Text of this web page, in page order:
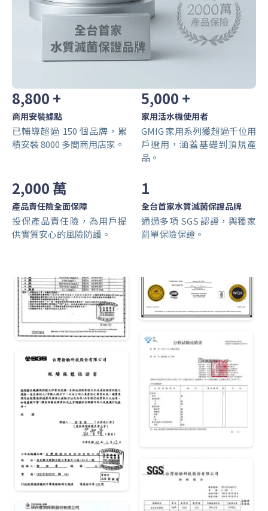
8,800 +
商用安裝據點
已輔導超過 150 個品牌，累
積安裝 8000 多間商用店家。
5,000 +
家用活水機使用者
GMIG 家用系列獲超過千位用
戶選用，涵蓋基礎到頂規產
品。
2,000 萬
產品責任險全面保障
投保產品責任險，為用戶提
供實質安心的風險防護。
1
全台首家水質滅菌保證品牌
通過多項 SGS 認證，與獨家
罰單保險保證。